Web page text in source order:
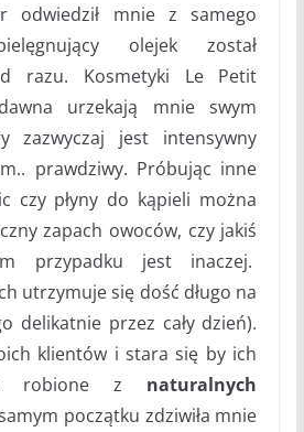
odwiedził mnie z samego
olejek został
razu. Kosmetyki Le Petit
urzekają mnie swym
zazwyczaj jest intensywny
prawdziwy. Próbując inne
czy płyny do kąpieli można
zapach owoców, czy jakiś
przypadku jest inaczej.
utrzymuje się dość długo na
delikatnie przez cały dzień).
klientów i stara się by ich
robione z naturalnych
początku zdziwiła mnie